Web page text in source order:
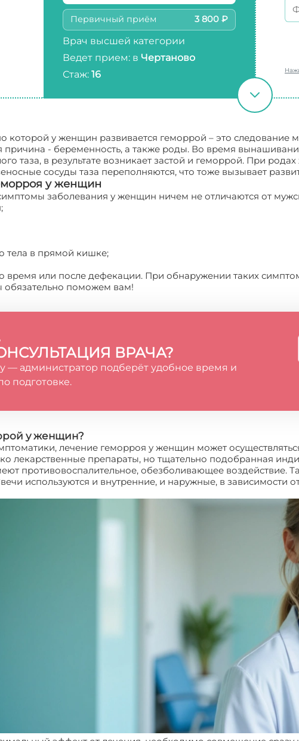
Первичный приём 3 800 ₽
Врач высшей категории
Ведет прием: в Чертаново
Стаж: 16
которой у женщин развивается геморрой – это
причина - беременность, а также роды. Во время
таза, в результате возникает застой и геморрой. При
сосуды таза переполняются, что тоже вызывает
у женщин
заболевания у женщин ничем не отличаются от
тела в прямой кишке;
время или после дефекации. При обнаружении таких
обязательно поможем вам!
ВРАЧА?
— администратор подберёт удобное время и
подготовке.
у женщин?
лечение геморроя у женщин может
лекарственные препараты, но тщательно подобранная
противовоспалительное, обезболивающее воздействие.
используются и внутренние, и наружные, в зависимости